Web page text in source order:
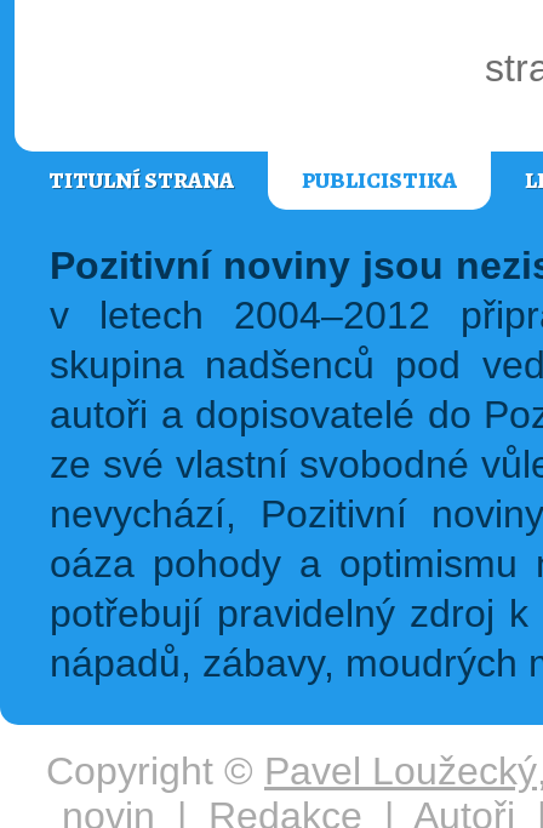
TITULNÍ STRANA PUBLICISTIKA
Pozitivní noviny jsou
v letech 2004–2012
skupina nadšenců pod
autoři a dopisovatelé do
ze své vlastní svobodné
nevychází, Pozitivní
oáza pohody a
potřebují pravidelný zdroj
nápadů, zábavy, moudrých
Copyright © Pavel Loužecký
novin | Redakce | Autoři